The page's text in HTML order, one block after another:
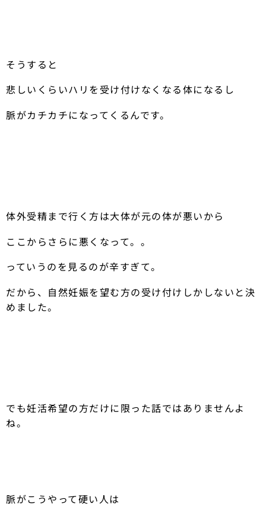
そうすると
悲しいくらいハリを受け付けなくなる体になるし
脈がカチカチになってくるんです。
体外受精まで行く方は大体が元の体が悪いから
ここからさらに悪くなって。。
っていうのを見るのが辛すぎて。
だから、自然妊娠を望む方の受け付けしかしないと決
めました。
でも妊活希望の方だけに限った話ではありませんよ
ね。
脈がこうやって硬い人は